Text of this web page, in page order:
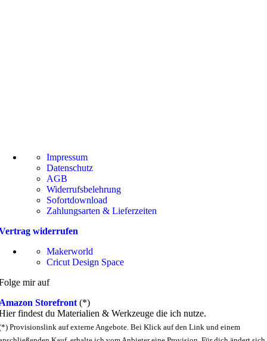
Impressum
Datenschutz
AGB
Widerrufsbelehrung
Sofortdownload
Zahlungsarten & Lieferzeiten
widerrufen
Makerworld
Cricut Design Space
mir auf
Storefront (*)
findest du Materialien & Werkzeuge die ich nutze.
Provisionslink auf externe Angebote. Bei Klick auf den Link und einem